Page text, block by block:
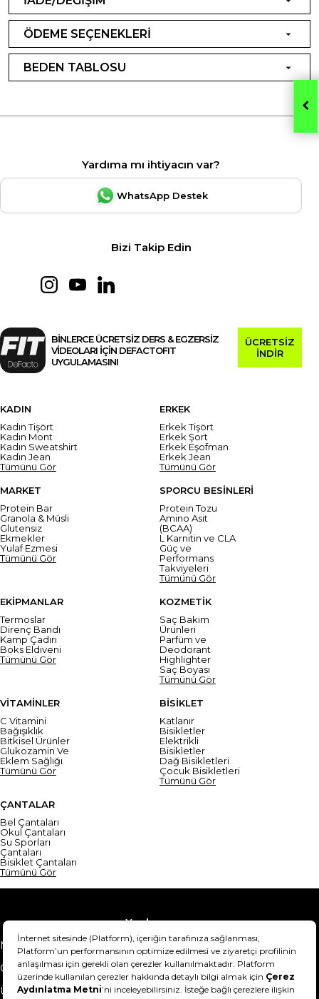
ÖDEME SEÇENEKLERİ
BEDEN TABLOSU
Yardıma mı ihtiyacın var?
WhatsApp Destek
Bizi Takip Edin
BİNLERCE ÜCRETSİZ DERS & EGZERSİZ
VİDEOLARI İÇİN DEFACTOFIT
UYGULAMASINI
ÜCRETSİZ
İNDİR
KADIN
Kadın Tişört
Kadın Mont
Kadın Sweatshirt
Kadın Jean
Tümünü Gör
ERKEK
Erkek Tişört
Erkek Şort
Erkek Eşofman
Erkek Jean
Tümünü Gör
MARKET
Protein Bar
Granola & Müsli
Glutensiz
Ekmekler
Yulaf Ezmesi
Tümünü Gör
SPORCU BESİNLERİ
Protein Tozu
Amino Asit
(BCAA)
L Karnitin ve CLA
Güç ve
Performans
Takviyeleri
Tümünü Gör
EKİPMANLAR
Termoslar
Direnç Bandı
Kamp Çadırı
Boks Eldiveni
Tümünü Gör
KOZMETİK
Saç Bakım
Ürünleri
Parfüm ve
Deodorant
Highlighter
Saç Boyası
Tümünü Gör
VİTAMİNLER
C Vitamini
Bağışıklık
Bitkisel Ürünler
Glukozamin Ve
Eklem Sağlığı
Tümünü Gör
BİSİKLET
Katlanır
Bisikletler
Elektrikli
Bisikletler
Dağ Bisikletleri
Çocuk Bisikletleri
Tümünü Gör
ÇANTALAR
Bel Çantaları
Okul Çantaları
Su Sporları
Çantaları
Bisiklet Çantaları
Tümünü Gör
Yardım
Mesafeli Satış Sözleşmesi
Teslimat Bilgisi
Gizlilik Sözleşmesi
Şartlar & Koşullar
Ürünümü nasıl iade
Hakkımızda